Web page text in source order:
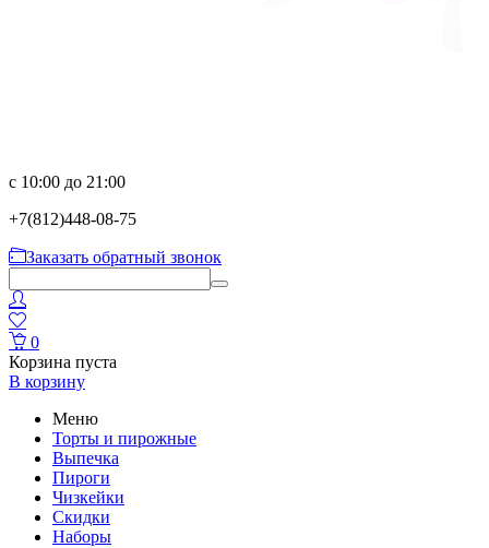
с 10:00 до 21:00
+7(812)448-08-75
Заказать обратный звонок
0
Корзина пуста
В корзину
Меню
Торты и пирожные
Выпечка
Пироги
Чизкейки
Скидки
Наборы